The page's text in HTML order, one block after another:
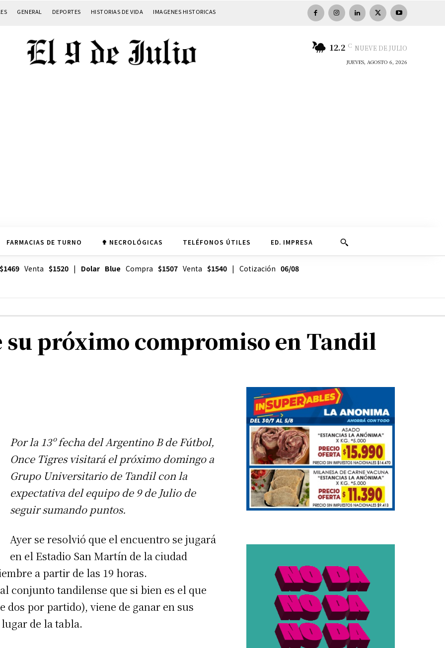
GENERAL DEPORTES HISTORIAS DE VIDA IMAGENES HISTORICAS
12.2 C NUEVE DE JULIO
JUEVES, AGOSTO 6, 2026
FARMACIAS DE TURNO ✟ NECROLÓGICAS TELÉFONOS ÚTILES ED. IMPRESA
$1469Venta $1520| Dolar Blue Compra $1507Venta $1540| Cotización 06/08
su próximo compromiso en Tandil
Por la 13º fecha del Argentino B de Fútbol,
Once Tigres visitará el próximo domingo a
Grupo Universitario de Tandil con la
expectativa del equipo de 9 de Julio de
seguir sumando puntos.
Ayer se resolvió que el encuentro se jugará
en el Estadio San Martín de la ciudad
a partir de las 19 horas.
conjunto tandilense que si bien es el que
dos por partido), viene de ganar en sus
de la tabla.